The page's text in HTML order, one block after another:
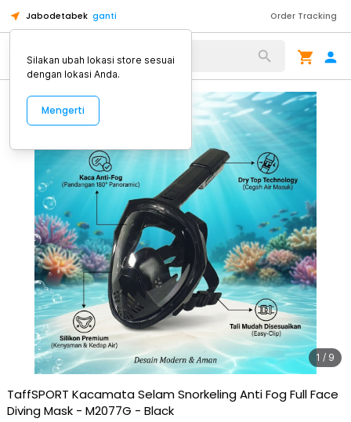
Jabodetabek ganti Order Tracking
Alat Kopi
1 / 9
TaffSPORT Kacamata Selam Snorkeling Anti Fog Full Face
Diving Mask - M2077G - Black
Silakan ubah lokasi store sesuai
dengan lokasi Anda.
Mengerti